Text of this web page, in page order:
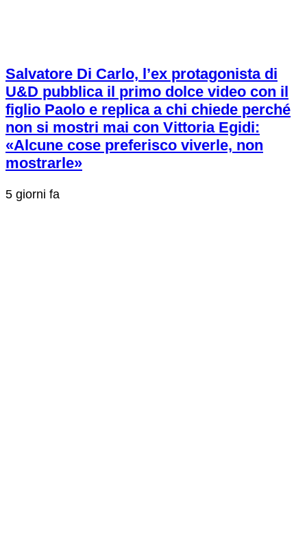
Salvatore Di Carlo, l’ex protagonista di
U&D pubblica il primo dolce video con il
figlio Paolo e replica a chi chiede perché
non si mostri mai con Vittoria Egidi:
«Alcune cose preferisco viverle, non
mostrarle»
5 giorni fa